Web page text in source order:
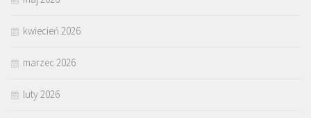
kwiecień 2026
marzec 2026
luty 2026